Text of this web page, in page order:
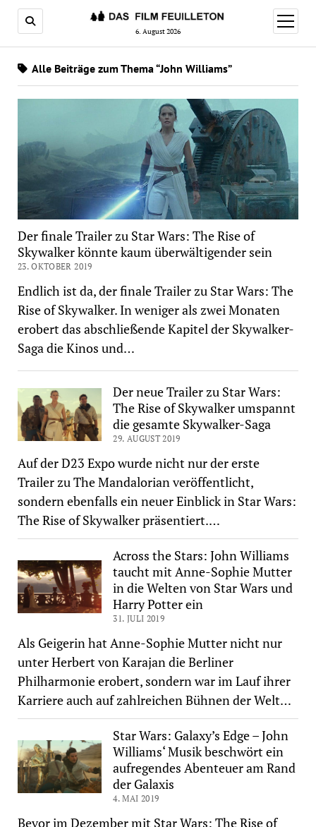
6. August 2026
Menü
öffnen
Alle Beiträge zum Thema “John Williams”
Der finale Trailer zu Star Wars: The Rise of
Skywalker könnte kaum überwältigender sein
23. OKTOBER 2019
Endlich ist da, der finale Trailer zu Star Wars: The
Rise of Skywalker. In weniger als zwei Monaten
erobert das abschließende Kapitel der Skywalker-
Saga die Kinos und…
Der neue Trailer zu Star Wars:
The Rise of Skywalker umspannt
die gesamte Skywalker-Saga
29. AUGUST 2019
Auf der D23 Expo wurde nicht nur der erste
Trailer zu The Mandalorian veröffentlicht,
sondern ebenfalls ein neuer Einblick in Star Wars:
The Rise of Skywalker präsentiert.…
Across the Stars: John Williams
taucht mit Anne-Sophie Mutter
in die Welten von Star Wars und
Harry Potter ein
31. JULI 2019
Als Geigerin hat Anne-Sophie Mutter nicht nur
unter Herbert von Karajan die Berliner
Philharmonie erobert, sondern war im Lauf ihrer
Karriere auch auf zahlreichen Bühnen der Welt…
Star Wars: Galaxy’s Edge – John
Williams‘ Musik beschwört ein
aufregendes Abenteuer am Rand
der Galaxis
4. MAI 2019
Bevor im Dezember mit Star Wars: The Rise of